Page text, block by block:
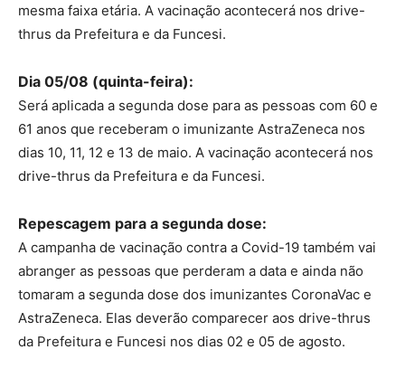
mesma faixa etária. A vacinação acontecerá nos drive-
thrus da Prefeitura e da Funcesi.
Dia 05/08 (quinta-feira):
Será aplicada a segunda dose para as pessoas com 60 e
61 anos que receberam o imunizante AstraZeneca nos
dias 10, 11, 12 e 13 de maio. A vacinação acontecerá nos
drive-thrus da Prefeitura e da Funcesi.
Repescagem para a segunda dose:
A campanha de vacinação contra a Covid-19 também vai
abranger as pessoas que perderam a data e ainda não
tomaram a segunda dose dos imunizantes CoronaVac e
AstraZeneca. Elas deverão comparecer aos drive-thrus
da Prefeitura e Funcesi nos dias 02 e 05 de agosto.